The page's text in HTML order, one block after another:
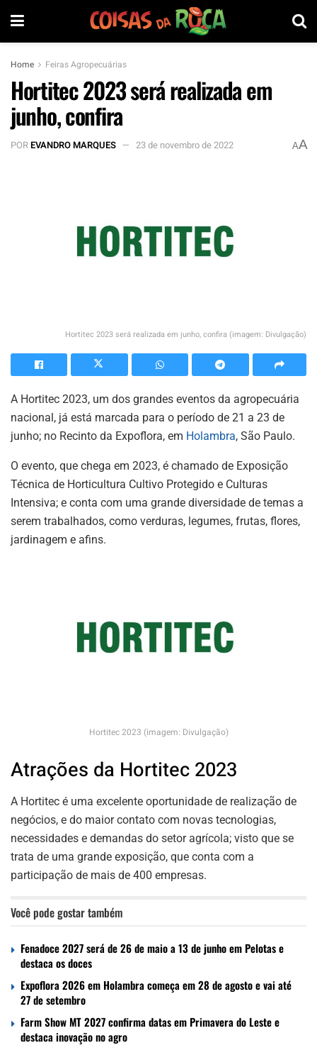
Home Feiras Agropecuárias
Hortitec 2023 será realizada em
junho, confira
POREVANDRO MARQUES 23 de novembro de 2022 AA
Hortitec 2023 será realizada em junho, confira (imagem: Divulgação)
A Hortitec 2023, um dos grandes eventos da agropecuária
nacional, já está marcada para o período de 21 a 23 de
junho; no Recinto da Expoflora, em Holambra, São Paulo.
O evento, que chega em 2023, é chamado de Exposição
Técnica de Horticultura Cultivo Protegido e Culturas
Intensiva; e conta com uma grande diversidade de temas a
serem trabalhados, como verduras, legumes, frutas, flores,
jardinagem e afins.
Hortitec 2023 (imagem: Divulgação)
Atrações da Hortitec 2023
A Hortitec é uma excelente oportunidade de realização de
negócios, e do maior contato com novas tecnologias,
necessidades e demandas do setor agrícola; visto que se
trata de uma grande exposição, que conta com a
participação de mais de 400 empresas.
Você pode gostar também
Fenadoce 2027 será de 26 de maio a 13 de junho em Pelotas e
destaca os doces
Expoflora 2026 em Holambra começa em 28 de agosto e vai até
27 de setembro
Farm Show MT 2027 confirma datas em Primavera do Leste e
destaca inovação no agro